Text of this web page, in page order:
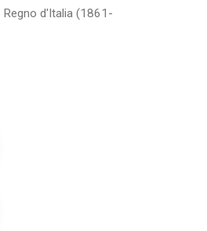
Regno d'Italia (1861-